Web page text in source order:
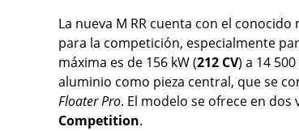
La nueva M RR cuenta con el
para la competición, especialmente
máxima es de 156 kW (212 CV) a 14
aluminio como pieza central, que se
Floater Pro. El modelo se ofrece en
Competition.